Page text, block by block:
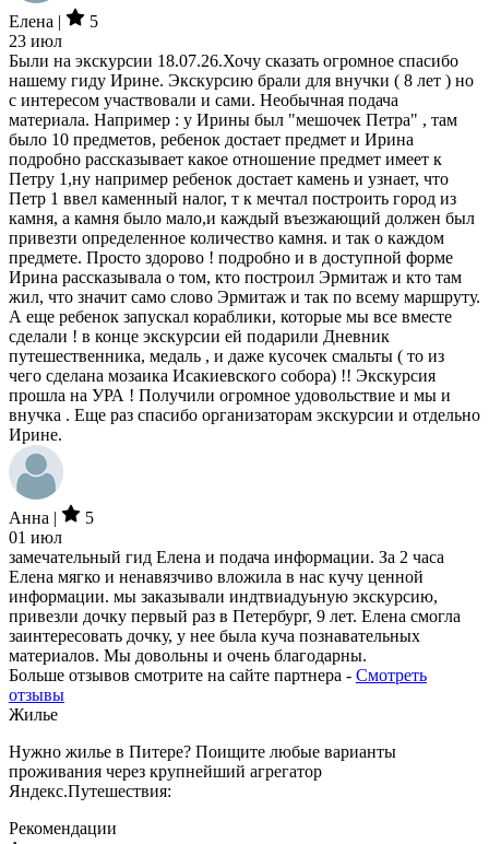
Елена |
5
23 июл
Были на экскурсии 18.07.26.Хочу сказать огромное спасибо
нашему гиду Ирине. Экскурсию брали для внучки ( 8 лет ) но
с интересом участвовали и сами. Необычная подача
материала. Например : у Ирины был "мешочек Петра" , там
было 10 предметов, ребенок достает предмет и Ирина
подробно рассказывает какое отношение предмет имеет к
Петру 1,ну например ребенок достает камень и узнает, что
Петр 1 ввел каменный налог, т к мечтал построить город из
камня, а камня было мало,и каждый въезжающий должен был
привезти определенное количество камня. и так о каждом
предмете. Просто здорово ! подробно и в доступной форме
Ирина рассказывала о том, кто построил Эрмитаж и кто там
жил, что значит само слово Эрмитаж и так по всему маршруту.
А еще ребенок запускал кораблики, которые мы все вместе
сделали ! в конце экскурсии ей подарили Дневник
путешественника, медаль , и даже кусочек смальты ( то из
чего сделана мозаика Исакиевского собора) !! Экскурсия
прошла на УРА ! Получили огромное удовольствие и мы и
внучка . Еще раз спасибо организаторам экскурсии и отдельно
Ирине.
Анна |
5
01 июл
замечательный гид Елена и подача информации. За 2 часа
Елена мягко и ненавязчиво вложила в нас кучу ценной
информации. мы заказывали индтвиадуьную экскурсию,
привезли дочку первый раз в Петербург, 9 лет. Елена смогла
заинтересовать дочку, у нее была куча познавательных
материалов. Мы довольны и очень благодарны.
Больше отзывов смотрите на сайте партнера - Смотреть
отзывы
Жилье
Нужно жилье в Питере? Поищите любые варианты
проживания через крупнейший агрегатор
Яндекс.Путешествия:
Рекомендации